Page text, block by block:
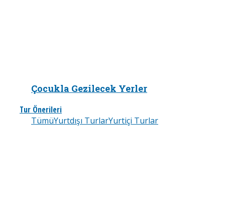
Çocukla Gezilecek Yerler
Tur Önerileri
TümüYurtdışı TurlarYurtiçi Turlar